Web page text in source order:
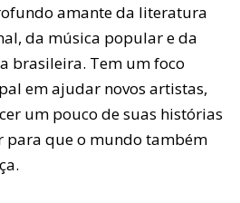
amante da literatura
da música popular e da
brasileira. Tem um foco
em ajudar novos artistas,
um pouco de suas histórias
para que o mundo também